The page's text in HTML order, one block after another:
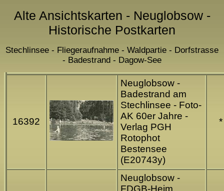
Alte Ansichtskarten - Neuglobsow -
Historische Postkarten
Stechlinsee - Fliegeraufnahme - Waldpartie - Dorfstrasse
- Badestrand - Dagow-See
16392
Neuglobsow -
Badestrand am
Stechlinsee - Foto-
AK 60er Jahre -
Verlag PGH
Rotophot
Bestensee
(E20743y)
*
Neuglobsow -
FDGB-Heim